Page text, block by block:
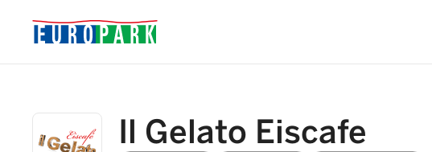
Il Gelato Eiscafe